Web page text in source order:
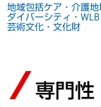
地域包括ケア・介護地
ダイバーシティ・
芸術文化・文化財
専門性